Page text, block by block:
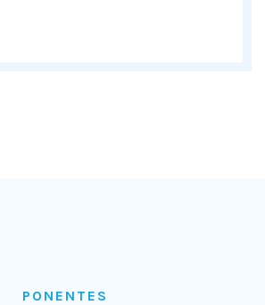
PONENTES